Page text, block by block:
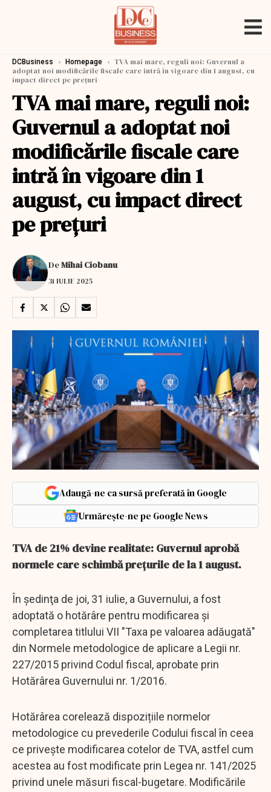
DCBusiness › Homepage › TVA mai mare, reguli noi: Guvernul a
adoptat noi modificările fiscale care intră în vigoare din 1 august, cu
impact direct pe preţuri
TVA mai mare, reguli noi:
Guvernul a adoptat noi
modificările fiscale care
intră în vigoare din 1
august, cu impact direct
pe preţuri
DeMihai Ciobanu
31 IULIE 2025
Adaugă-ne ca sursă preferată în Google
Urmărește-ne pe Google News
TVA de 21% devine realitate: Guvernul aprobă
normele care schimbă prețurile de la 1 august.
În şedinţa de joi, 31 iulie, a Guvernului, a fost
adoptată o hotărâre pentru modificarea şi
completarea titlului VII "Taxa pe valoarea adăugată"
din Normele metodologice de aplicare a Legii nr.
227/2015 privind Codul fiscal, aprobate prin
Hotărârea Guvernului nr. 1/2016.
Hotărârea corelează dispozițiile normelor
metodologice cu prevederile Codului fiscal în ceea
ce privește modificarea cotelor de TVA, astfel cum
acestea au fost modificate prin Legea nr. 141/2025
privind unele măsuri fiscal-bugetare. Modificările